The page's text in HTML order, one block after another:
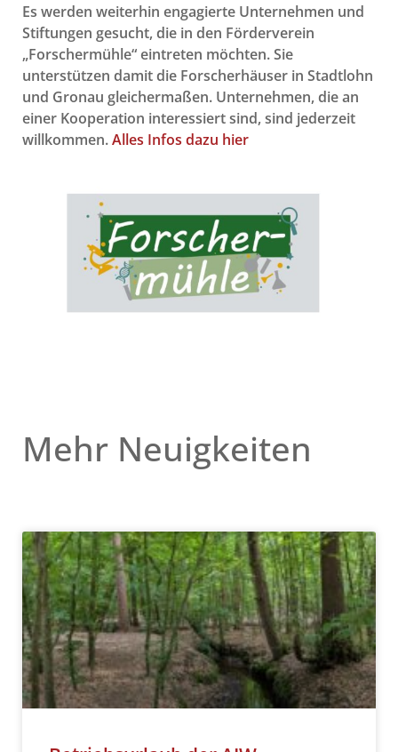
Es werden weiterhin engagierte Unternehmen und
Stiftungen gesucht, die in den Förderverein
„Forschermühle“ eintreten möchten. Sie
unterstützen damit die Forscherhäuser in Stadtlohn
und Gronau gleichermaßen. Unternehmen, die an
einer Kooperation interessiert sind, sind jederzeit
willkommen.Alles Infos dazu hier
Mehr Neuigkeiten